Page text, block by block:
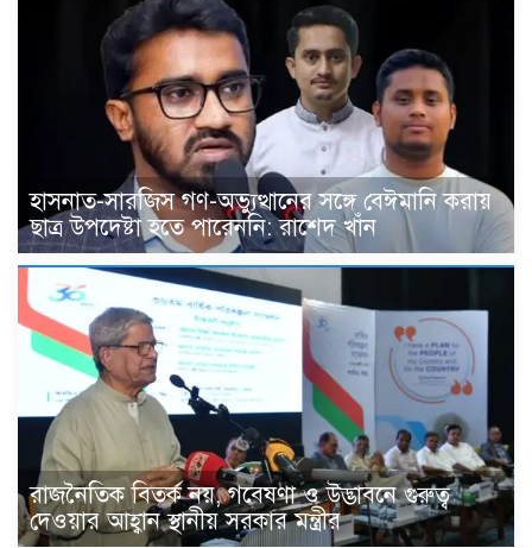
হাসনাত-সারজিস গণ-অভ্যুত্থানের সঙ্গে বেঈমানি করায়
ছাত্র উপদেষ্টা হতে পারেননি: রাশেদ খাঁন
রাজনৈতিক বিতর্ক নয়, গবেষণা ও উদ্ভাবনে গুরুত্ব
দেওয়ার আহ্বান স্থানীয় সরকার মন্ত্রীর